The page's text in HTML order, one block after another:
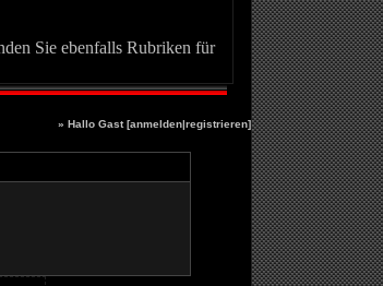
Sie ebenfalls Rubriken für
» Hallo Gast [anmelden|registrieren]